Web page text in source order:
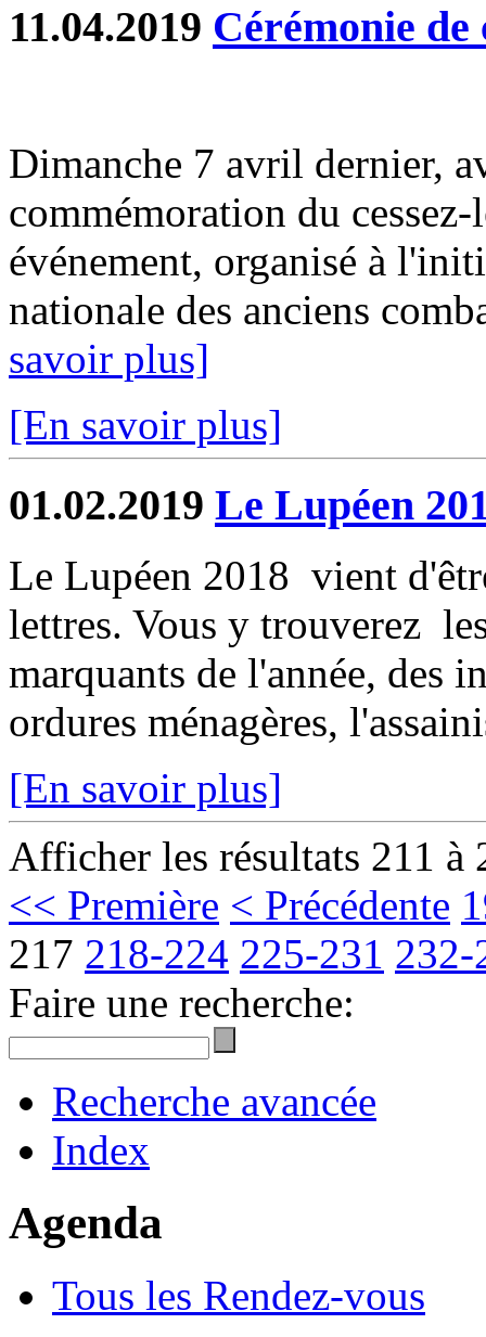
11.04.2019 Cérémonie
Dimanche 7 avril dernier,
commémoration du
événement, organisé à
nationale des anciens
savoir plus]
[En savoir plus]
01.02.2019 Le Lupéen
Le Lupéen 2018 vient
lettres. Vous y trouverez
marquants de l'année, des
ordures ménagères,
[En savoir plus]
Afficher les résultats 211 à
<< Première < Précédente
217 218-224 225-231 232-
Faire une recherche:
Recherche avancée
Index
Agenda
Tous les Rendez-vous